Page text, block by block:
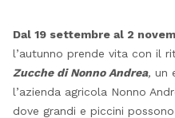
Dal 19 settembre al 2
l’autunno prende vita con il
Zucche di Nonno Andrea, un
l’azienda agricola Nonno
dove grandi e piccini